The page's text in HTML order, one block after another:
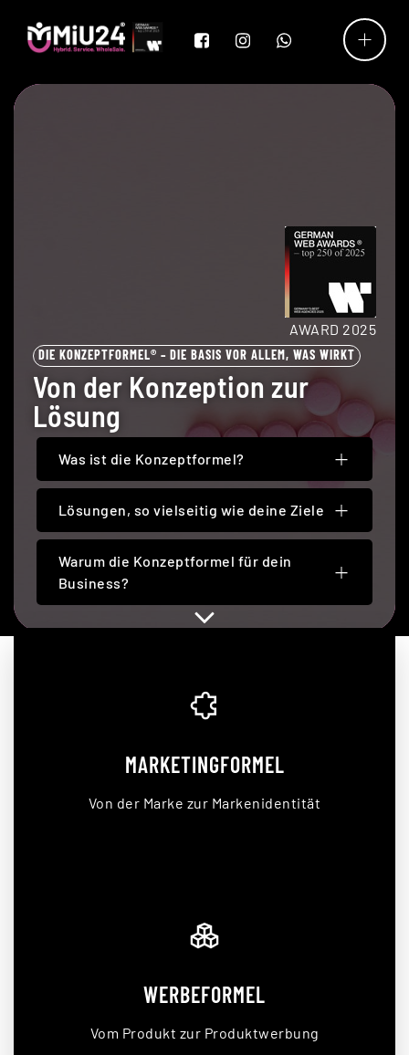
AWARD 2025
DIE KONZEPTFORMEL® – DIE BASIS VOR ALLEM, WAS WIRKT
Von der Konzeption zur
Lösung
Was ist die Konzeptformel?
Lösungen, so vielseitig wie deine Ziele
Warum die Konzeptformel für dein
Business?
MARKETINGFORMEL
Von der Marke zur Markenidentität
WERBEFORMEL
Vom Produkt zur Produktwerbung